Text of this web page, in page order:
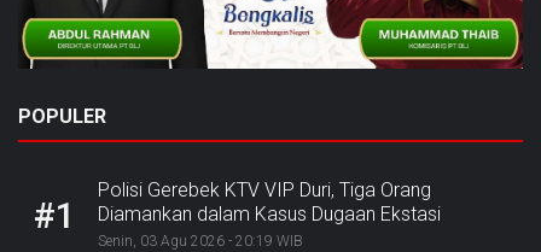
POPULER
#1
Polisi Gerebek KTV VIP Duri, Tiga Orang
Diamankan dalam Kasus Dugaan Ekstasi
Senin, 03 Agu 2026 - 20:19 WIB